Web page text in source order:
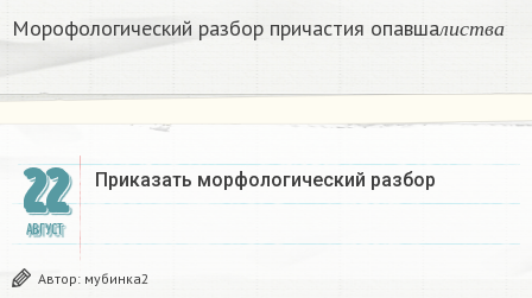
Морофологический разбор причастия опавшал и с т в а
22
АВГУСТ
Приказать морфологический разбор
Автор: мубинка2